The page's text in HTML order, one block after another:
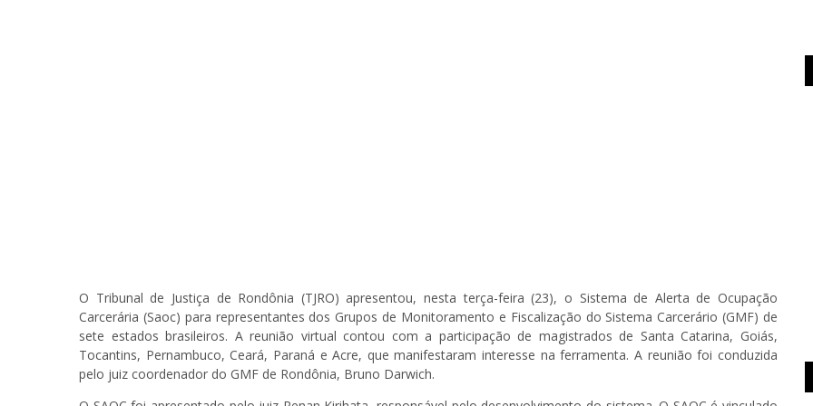
O Tribunal de Justiça de Rondônia (TJRO) apresentou, nesta terça-feira (23), o Sistema de Alerta de Ocupação
Carcerária (Saoc) para representantes dos Grupos de Monitoramento e Fiscalização do Sistema Carcerário (GMF) de
sete estados brasileiros. A reunião virtual contou com a participação de magistrados de Santa Catarina, Goiás,
Tocantins, Pernambuco, Ceará, Paraná e Acre, que manifestaram interesse na ferramenta. A reunião foi conduzida
pelo juiz coordenador do GMF de Rondônia, Bruno Darwich.